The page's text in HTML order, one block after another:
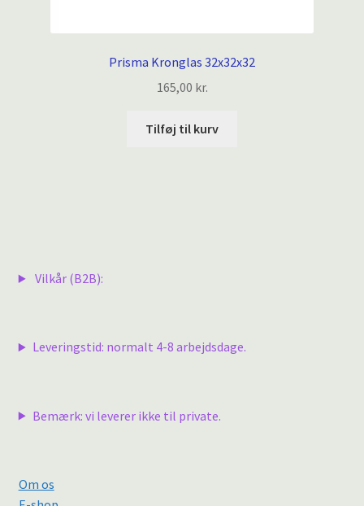
Prisma Kronglas 32x32x32
165,00 kr.
Tilføj til kurv
Vilkår (B2B):
Leveringstid: normalt 4-8 arbejdsdage.
Bemærk: vi leverer ikke til private.
Om os